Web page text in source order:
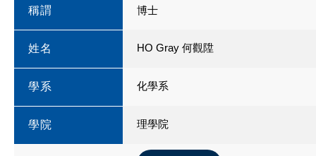
稱謂 博士
姓名 HO Gray 何觀陞
學系 化學系
學院 理學院